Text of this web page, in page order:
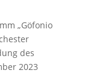
„Göfonio
des
2023